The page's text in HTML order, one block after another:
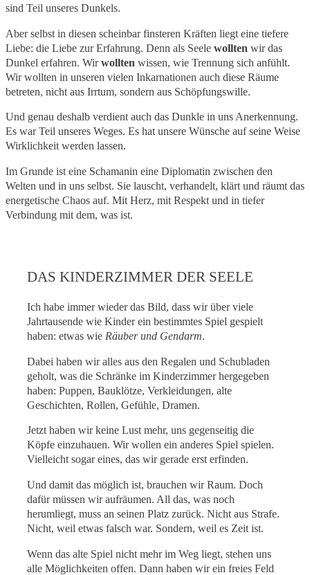
sind Teil unseres Dunkels.
Aber selbst in diesen scheinbar finsteren Kräften liegt eine tiefere
Liebe: die Liebe zur Erfahrung. Denn als Seele wollten wir das
Dunkel erfahren. Wirwollten wissen, wie Trennung sich anfühlt.
Wir wollten in unseren vielen Inkarnationen auch diese Räume
betreten, nicht aus Irrtum, sondern aus Schöpfungswille.
Und genau deshalb verdient auch das Dunkle in uns Anerkennung.
Es war Teil unseres Weges. Es hat unsere Wünsche auf seine Weise
Wirklichkeit werden lassen.
Im Grunde ist eine Schamanin eine Diplomatin zwischen den
Welten und in uns selbst. Sie lauscht, verhandelt, klärt und räumt das
energetische Chaos auf. Mit Herz, mit Respekt und in tiefer
Verbindung mit dem, was ist.
DAS KINDERZIMMER DER SEELE
Ich habe immer wieder das Bild, dass wir über viele
Jahrtausende wie Kinder ein bestimmtes Spiel gespielt
haben: etwas wie Räuber und Gendarm.
Dabei haben wir alles aus den Regalen und Schubladen
geholt, was die Schränke im Kinderzimmer hergegeben
haben: Puppen, Bauklötze, Verkleidungen, alte
Geschichten, Rollen, Gefühle, Dramen.
Jetzt haben wir keine Lust mehr, uns gegenseitig die
Köpfe einzuhauen. Wir wollen ein anderes Spiel spielen.
Vielleicht sogar eines, das wir gerade erst erfinden.
Und damit das möglich ist, brauchen wir Raum. Doch
dafür müssen wir aufräumen. All das, was noch
herumliegt, muss an seinen Platz zurück. Nicht aus Strafe.
Nicht, weil etwas falsch war. Sondern, weil es Zeit ist.
Wenn das alte Spiel nicht mehr im Weg liegt, stehen uns
alle Möglichkeiten offen. Dann haben wir ein freies Feld